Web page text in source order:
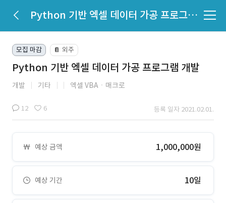
Python 기반 엑셀 데이터 가공 프로그램 개발
모집 마감 📔 외주
Python 기반 엑셀 데이터 가공 프로그램 개발
개발 기타 엑셀 VBAㆍ매크로
12 6 등록 일자 2021.02.01.
예상 금액 1,000,000원
예상 기간 10일